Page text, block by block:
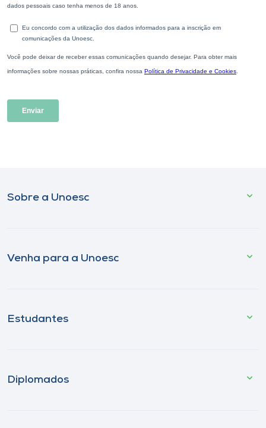
Sobre a Unoesc
Venha para a Unoesc
Estudantes
Diplomados